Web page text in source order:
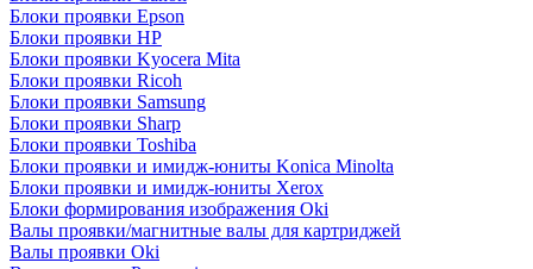
Блоки проявки Epson
Блоки проявки HP
Блоки проявки Kyocera Mita
Блоки проявки Ricoh
Блоки проявки Samsung
Блоки проявки Sharp
Блоки проявки Toshiba
Блоки проявки и имидж-юниты Konica Minolta
Блоки проявки и имидж-юниты Xerox
Блоки формирования изображения Oki
Валы проявки/магнитные валы для картриджей
Валы проявки Oki